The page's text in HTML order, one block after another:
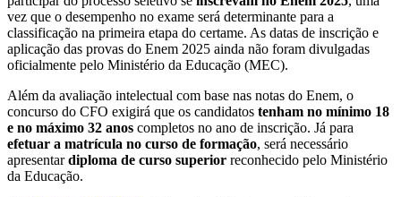
vez que o desempenho no exame será determinante para a
classificação na primeira etapa do certame. As datas de inscrição e
aplicação das provas do Enem 2025 ainda não foram divulgadas
oficialmente pelo Ministério da Educação (MEC).
Além da avaliação intelectual com base nas notas do Enem, o
concurso do CFO exigirá que os candidatos tenham no mínimo 18
e no máximo 32 anos completos no ano de inscrição. Já para
efetuar a matrícula no curso de formação, será necessário
apresentardiploma de curso superior reconhecido pelo Ministério
da Educação.